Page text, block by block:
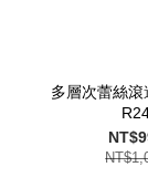
多層次蕾絲